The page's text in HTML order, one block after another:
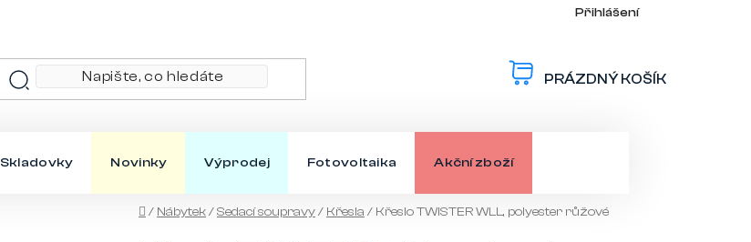
Přihlášení
PRÁZDNÝ KOŠÍK
Skladovky Novinky Výprodej Fotovoltaika Akční zboží
Domů
/ Nábytek/Sedací soupravy/ Křesla / Křeslo TWISTER WLL, polyester růžové